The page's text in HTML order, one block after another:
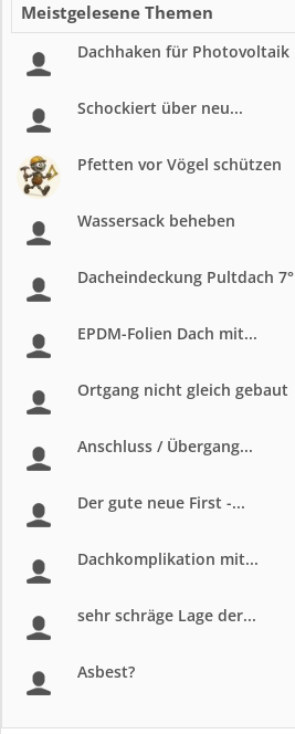
Meistgelesene Themen
Dachhaken für Photovoltaik
Schockiert über neu...
Pfetten vor Vögel schützen
Wassersack beheben
Dacheindeckung Pultdach 7°
EPDM-Folien Dach mit...
Ortgang nicht gleich gebaut
Anschluss / Übergang...
Der gute neue First -...
Dachkomplikation mit...
sehr schräge Lage der...
Asbest?